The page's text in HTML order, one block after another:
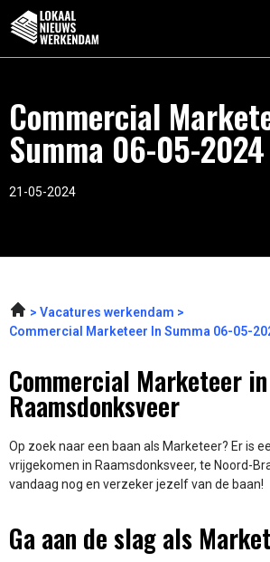
Commercial
Summa 06-05-2024
21-05-2024
Vacatures werkendam
Commercial Marketeer In Summa 06-05-
Commercial Marketeer in
Raamsdonksveer
Op zoek naar een baan als Marketeer? Er is
vrijgekomen in Raamsdonksveer, te Noord-
vandaag nog en verzeker jezelf van de baan!
Ga aan de slag als